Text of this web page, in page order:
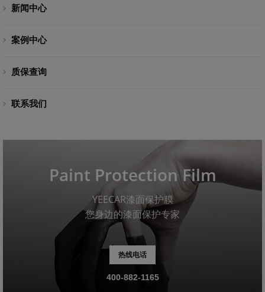
新闻中心
案例中心
质保查询
联系我们
Paint Protection Film
YEECAR漆面保护膜
您身边的漆面保护专家
热线电话
400-882-1165